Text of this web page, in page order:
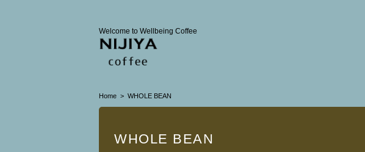
Welcome to Wellbeing Coffee
Home WHOLE BEAN
WHOLE BEAN